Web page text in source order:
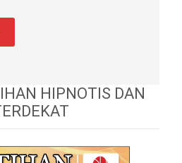
HIPNOTIS DAN